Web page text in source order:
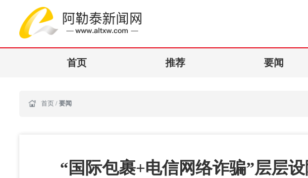
首页 推荐 要闻
首页 / 要闻
“国际包裹+电信网络诈骗”层层